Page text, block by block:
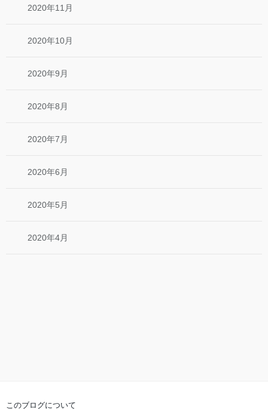
2020年11月
2020年10月
2020年9月
2020年8月
2020年7月
2020年6月
2020年5月
2020年4月
このブログについて